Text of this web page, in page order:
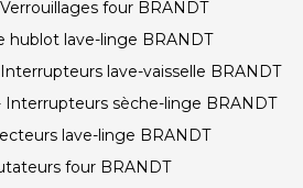
four BRANDT
hublot lave-linge BRANDT
lave-vaisselle BRANDT
Interrupteurs sèche-linge BRANDT
lave-linge BRANDT
four BRANDT